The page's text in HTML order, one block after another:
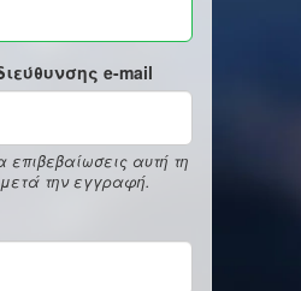
e-mail
αυτή τη
μετά την εγγραφή.